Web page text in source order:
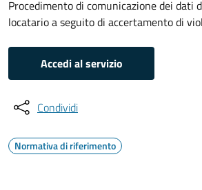
Procedimento di comunicazione dei dati
locatario a seguito di accertamento di
Accedi al servizio
Condividi
Normativa di riferimento